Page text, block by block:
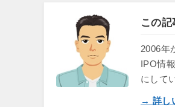
この記
2006年
IPO情
にして
→ 詳し